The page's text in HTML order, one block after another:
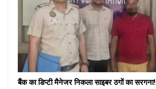
बैंक का डिप्टी मैनेजर निकला साइबर ठगों का सरगना!